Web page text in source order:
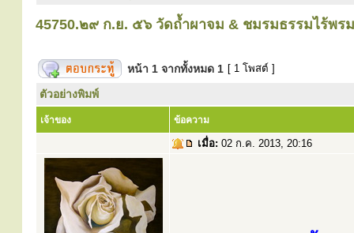
45750.๒๙ ก.ย. ๕๖ วัดถ้ำผาจม & ชมรมธรรมไร้พ
หน้า 1 จากทั้งหมด 1 [ 1 โพสต์ ]
ตัวอย่างพิมพ์
เจ้าของ ข้อความ
เมื่อ: 02 ก.ค. 2013, 20:16